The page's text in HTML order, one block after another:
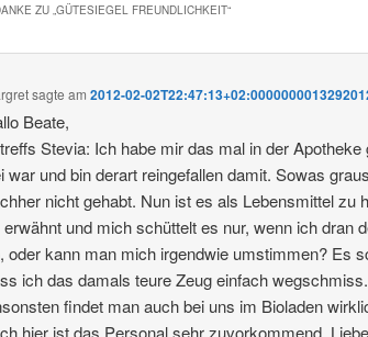
ZU „ GÜTESIEGEL FREUNDLICHKEIT“
sagte am2012-02-
Beate,
Stevia: Ich habe mir das mal in der
war und bin derart reingefallen damit. Sowas
nicht gehabt. Nun ist es als Lebensmittel zu
erwähnt und mich schüttelt es nur, wenn ich dran
oder kann man mich irgendwie umstimmen? Es
ich das damals teure Zeug einfach wegschmiss.
findet man auch bei uns im Bioladen
hier ist das Personal sehr zuvorkommend.